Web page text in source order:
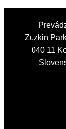
Zuzkin
040 11